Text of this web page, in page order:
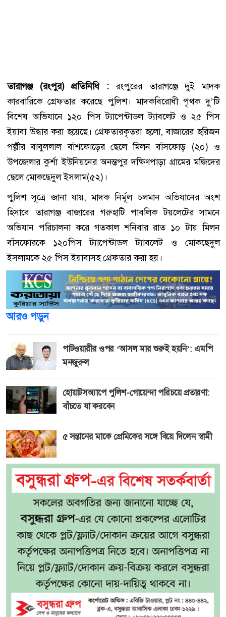
তারাগঞ্জ (রংপুর) প্রতিনিধি : রংপুরের তারাগঞ্জে দুই মাদক
কারবারিকে গ্রেফতার করেছে পুলিশ। মাদকবিরোধী পৃথক দু’টি
বিশেষ অভিযানে ১২০ পিস ট্যাপেন্টাডল ট্যাবলেট ও ২৫ পিস
ইয়াবা উদ্ধার করা হয়েছে। গ্রেফতারকৃতরা হলো, বাজারের হরিজন
পল্লীর বাবুললাল বাঁশফোড়ের ছেলে মিলন বাঁসফোড় (২০) ও
উপজেলার কুর্শা ইউনিয়নের অনন্তপুর দক্ষিণপাড়া গ্রামের মজিদের
ছেলে মোকছেদুল ইসলাম(৫২)।
পুলিশ সূত্রে জানা যায়, মাদক নির্মূল চলমান অভিযানের অংশ
হিসাবে তারাগঞ্জ বাজারের গরুহাটি পাবলিক টয়লেটের সামনে
অভিযান পরিচালনা করে গতকাল শনিবার রাত ১০ টায় মিলন
বাঁসফোরকে ১২০পিস ট্যাপেন্টাডল ট্যাবলেট ও মোকছেদুল
ইসলামকে ২৫ পিস ইয়াবাসহ গ্রেফতার করা হয়।
আরও পড়ুন
পাটওয়ারীর ওপর ‘আসল মার শুরুই হয়নি’: এমপি
মনজুরুল
হোয়াটসঅ্যাপে পুলিশ-গোয়েন্দা পরিচয়ে প্রতারণা:
বাঁচতে যা করবেন
৫ সন্তানের মাকে প্রেমিকের সঙ্গে বিয়ে দিলেন স্বামী